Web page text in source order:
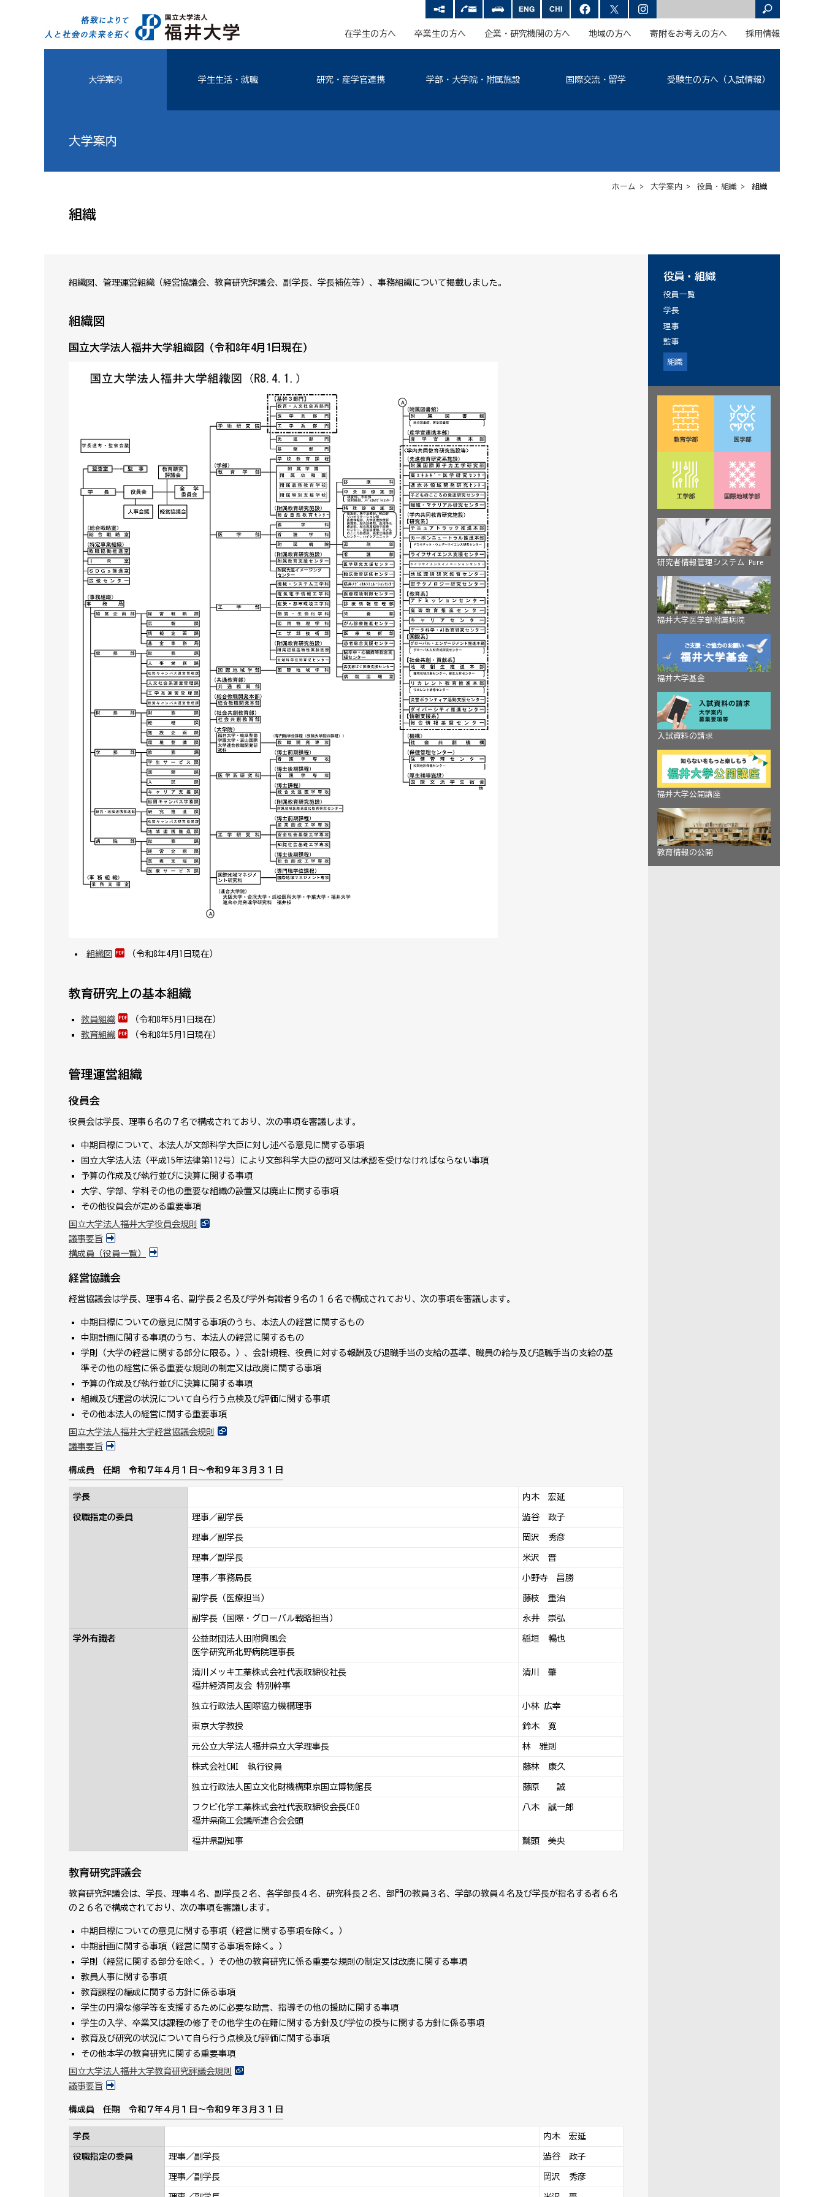
在学生の方へ 卒業生の方へ 企業・研究機関の方へ 地域の方へ 寄附をお考えの方へ 採用情報
大学案内 学生生活・就職 研究・産学官連携 学部・大学院・附属施設 国際交流・留学 受験生の方へ（入試情報）
大学案内
ホーム > 大学案内 > 役員・組織 > 組織
組織
組織図、管理運営組織（経営協議会、教育研究評議会、副学長、学長補佐等）、事務組織について掲載しました。
組織図
国立大学法人福井大学組織図（令和8年4月1日現在）
組織図 （令和8年4月1日現在）
教育研究上の基本組織
教員組織
（令和8年5月1日現在）
教育組織
（令和8年5月1日現在）
管理運営組織
役員会
役員会は学長、理事６名の７名で構成されており、次の事項を審議します。
中期目標について、本法人が文部科学大臣に対し述べる意見に関する事項
国立大学法人法（平成15年法律第112号）により文部科学大臣の認可又は承認を受けなければならない事項
予算の作成及び執行並びに決算に関する事項
大学、学部、学科その他の重要な組織の設置又は廃止に関する事項
その他役員会が定める重要事項
国立大学法人福井大学役員会規則
議事要旨
構成員（役員一覧）
経営協議会
経営協議会は学長、理事４名、副学長２名及び学外有識者９名の１６名で構成されており、次の事項を審議します。
中期目標についての意見に関する事項のうち、本法人の経営に関するもの
中期計画に関する事項のうち、本法人の経営に関するもの
学則（大学の経営に関する部分に限る。）、会計規程、役員に対する報酬及び退職手当の支給の基準、職員の給与及び退職手当の支給の基
準その他の経営に係る重要な規則の制定又は改廃に関する事項
予算の作成及び執行並びに決算に関する事項
組織及び運営の状況について自ら行う点検及び評価に関する事項
その他本法人の経営に関する重要事項
国立大学法人福井大学経営協議会規則
議事要旨
構成員 任期 令和７年４月１日～令和９年３月３１日
学長 内木 宏延
役職指定の委員 理事／副学長 澁谷 政子
理事／副学長 岡沢 秀彦
理事／副学長 米沢 晋
理事／事務局長 小野寺 昌勝
副学長（医療担当） 藤枝 重治
副学長（国際・グローバル戦略担当） 永井 崇弘
学外有識者
公益財団法人田附興風会
医学研究所北野病院理事長
稲垣 暢也
清川メッキ工業株式会社代表取締役社長
福井経済同友会 特別幹事
清川 肇
独立行政法人国際協力機構理事 小林 広幸
東京大学教授 鈴木 寛
元公立大学法人福井県立大学理事長 林 雅則
株式会社CMI 執行役員 藤林 康久
独立行政法人国立文化財機構東京国立博物館長 藤原 誠
フクビ化学工業株式会社代表取締役会長CEO
福井県商工会議所連合会会頭
八木 誠一郎
福井県副知事 鷲頭 美央
教育研究評議会
教育研究評議会は、学長、理事４名、副学長２名、各学部長４名、研究科長２名、部門の教員３名、学部の教員４名及び学長が指名する者６名
の２６名で構成されており、次の事項を審議します。
中期目標についての意見に関する事項（経営に関する事項を除く。）
中期計画に関する事項（経営に関する事項を除く。）
学則（経営に関する部分を除く。）その他の教育研究に係る重要な規則の制定又は改廃に関する事項
教員人事に関する事項
教育課程の編成に関する方針に係る事項
学生の円滑な修学等を支援するために必要な助言、指導その他の援助に関する事項
学生の入学、卒業又は課程の修了その他学生の在籍に関する方針及び学位の授与に関する方針に係る事項
教育及び研究の状況について自ら行う点検及び評価に関する事項
その他本学の教育研究に関する重要事項
国立大学法人福井大学教育研究評議会規則
議事要旨
構成員 任期 令和７年４月１日～令和９年３月３１日
学長 内木 宏延
役職指定の委員 理事／副学長 澁谷 政子
理事／副学長 岡沢 秀彦
役員・組織
役員一覧
学長
理事
監事
組織
研究者情報管理システム Pure
福井大学医学部附属病院
福井大学基金
入試資料の請求
福井大学公開講座
教育情報の公開